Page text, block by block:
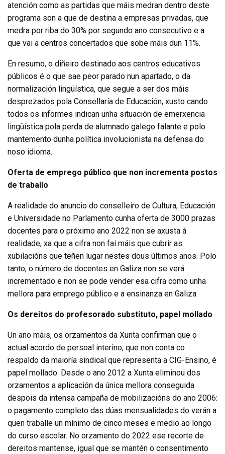
atención como as partidas que máis medran dentro deste
programa son a que de destina a empresas privadas, que
medra por riba do 30% por segundo ano consecutivo e a
que vai a centros concertados que sobe máis dun 11%.
En resumo, o diñeiro destinado aos centros educativos
públicos é o que sae peor parado nun apartado, o da
normalización lingüística, que segue a ser dos máis
desprezados pola Consellaría de Educación, xusto cando
todos os informes indican unha situación de emerxencia
lingüística pola perda de alumnado galego falante e polo
mantemento dunha política involucionista na defensa do
noso idioma.
Oferta de emprego público que non incrementa postos
de traballo
A realidade do anuncio do conselleiro de Cultura, Educación
e Universidade no Parlamento cunha oferta de 3000 prazas
docentes para o próximo ano 2022 non se axusta á
realidade, xa que a cifra non fai máis que cubrir as
xubilacións que teñen lugar nestes dous últimos anos. Polo
tanto, o número de docentes en Galiza non se verá
incrementado e non se pode vender esa cifra como unha
mellora para emprego público e a ensinanza en Galiza.
Os dereitos do profesorado substituto, papel mollado
Un ano máis, os orzamentos da Xunta confirman que o
actual acordo de persoal interino, que non conta co
respaldo da maioría sindical que representa a CIG-Ensino, é
papel mollado. Desde o ano 2012 a Xunta eliminou dos
orzamentos a aplicación da única mellora conseguida
despois da intensa campaña de mobilizacións do ano 2006:
o pagamento completo das dúas mensualidades do verán a
quen traballe un mínimo de cinco meses e medio ao longo
do curso escolar. No orzamento do 2022 ese recorte de
dereitos mantense, igual que se mantén o consentimento